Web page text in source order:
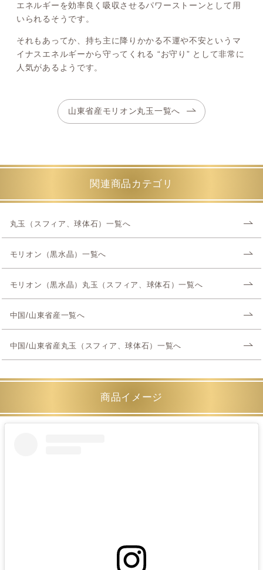
エネルギーを効率良く吸収させるパワーストーンとして用
いられるそうです。
それもあってか、持ち主に降りかかる不運や不安というマ
イナスエネルギーから守ってくれる “お守り” として非常に
人気があるようです。
山東省産モリオン丸玉一覧へ
関連商品カテゴリ
丸玉（スフィア、球体石）一覧へ
モリオン（黒水晶）一覧へ
モリオン（黒水晶）丸玉（スフィア、球体石）一覧へ
中国/山東省産一覧へ
中国/山東省産丸玉（スフィア、球体石）一覧へ
商品イメージ